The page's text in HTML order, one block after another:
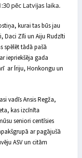
pēc Latvijas laika.
kurai tas būs jau
Daci Zīli un Aiju Rudzīti
spēlēt tādā pašā
iepriekšēja gada
ar Īriju, Honkongu un
vadīs Ansis Regža,
kas izcīnīta
seniori centīsies
ar pagājušā
ASV un citām